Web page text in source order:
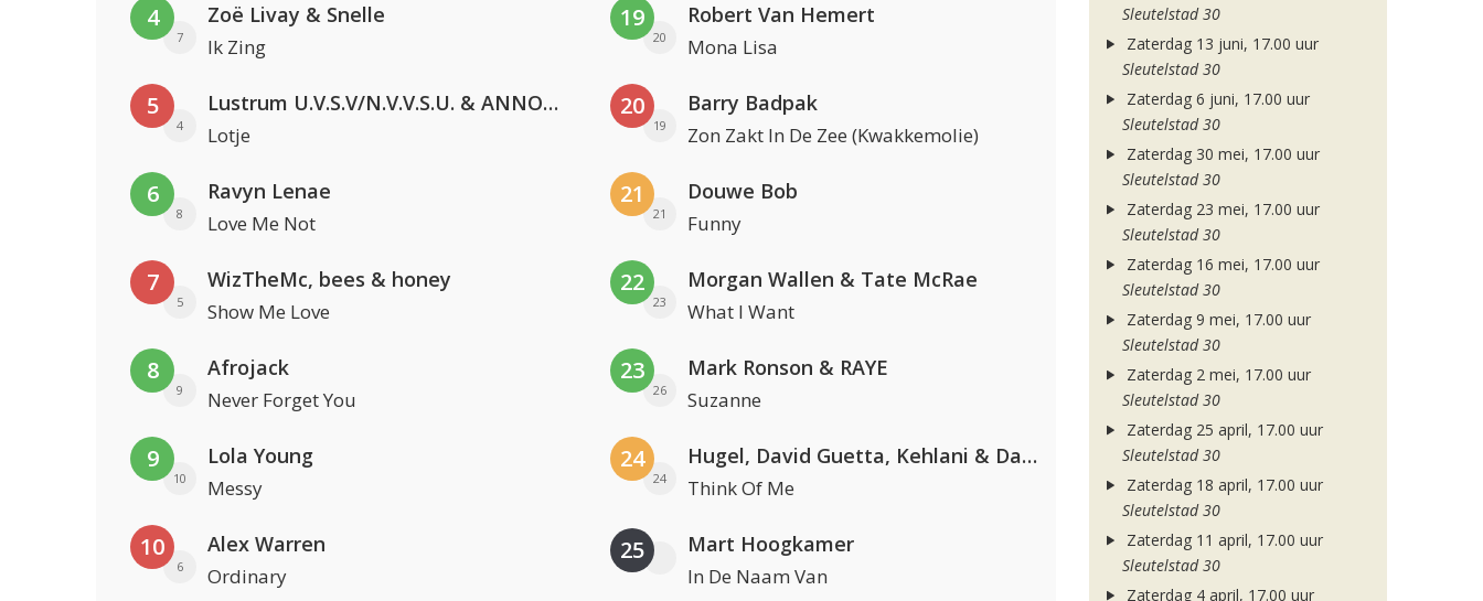
4
7
Zoë Livay & Snelle
Ik Zing
5
4
Lustrum U.V.S.V/N.V.V.S.U. & ANNO ONS & Jopke van Dobbenburgh & Roeland Beelen
Lotje
6
8
Ravyn Lenae
Love Me Not
7
5
WizTheMc, bees & honey
Show Me Love
8
9
Afrojack
Never Forget You
9
10
Lola Young
Messy
10
6
Alex Warren
Ordinary
19
20
Robert Van Hemert
Mona Lisa
20
19
Barry Badpak
Zon Zakt In De Zee (Kwakkemolie)
21
21
Douwe Bob
Funny
22
23
Morgan Wallen & Tate McRae
What I Want
23
26
Mark Ronson & RAYE
Suzanne
24
24
Hugel, David Guetta, Kehlani & Daecolm
Think Of Me
25 Mart Hoogkamer
In De Naam Van
Sleutelstad 30
Zaterdag 13 juni, 17.00 uur
Sleutelstad 30
Zaterdag 6 juni, 17.00 uur
Sleutelstad 30
Zaterdag 30 mei, 17.00 uur
Sleutelstad 30
Zaterdag 23 mei, 17.00 uur
Sleutelstad 30
Zaterdag 16 mei, 17.00 uur
Sleutelstad 30
Zaterdag 9 mei, 17.00 uur
Sleutelstad 30
Zaterdag 2 mei, 17.00 uur
Sleutelstad 30
Zaterdag 25 april, 17.00 uur
Sleutelstad 30
Zaterdag 18 april, 17.00 uur
Sleutelstad 30
Zaterdag 11 april, 17.00 uur
Sleutelstad 30
Zaterdag 4 april, 17.00 uur